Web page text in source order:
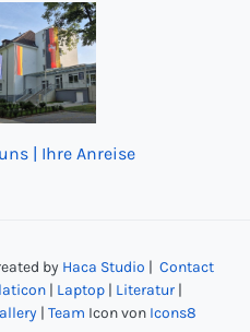
| Ihre Anreise
by Haca Studio | Contact
| Laptop | Literatur |
| Team Icon von Icons8